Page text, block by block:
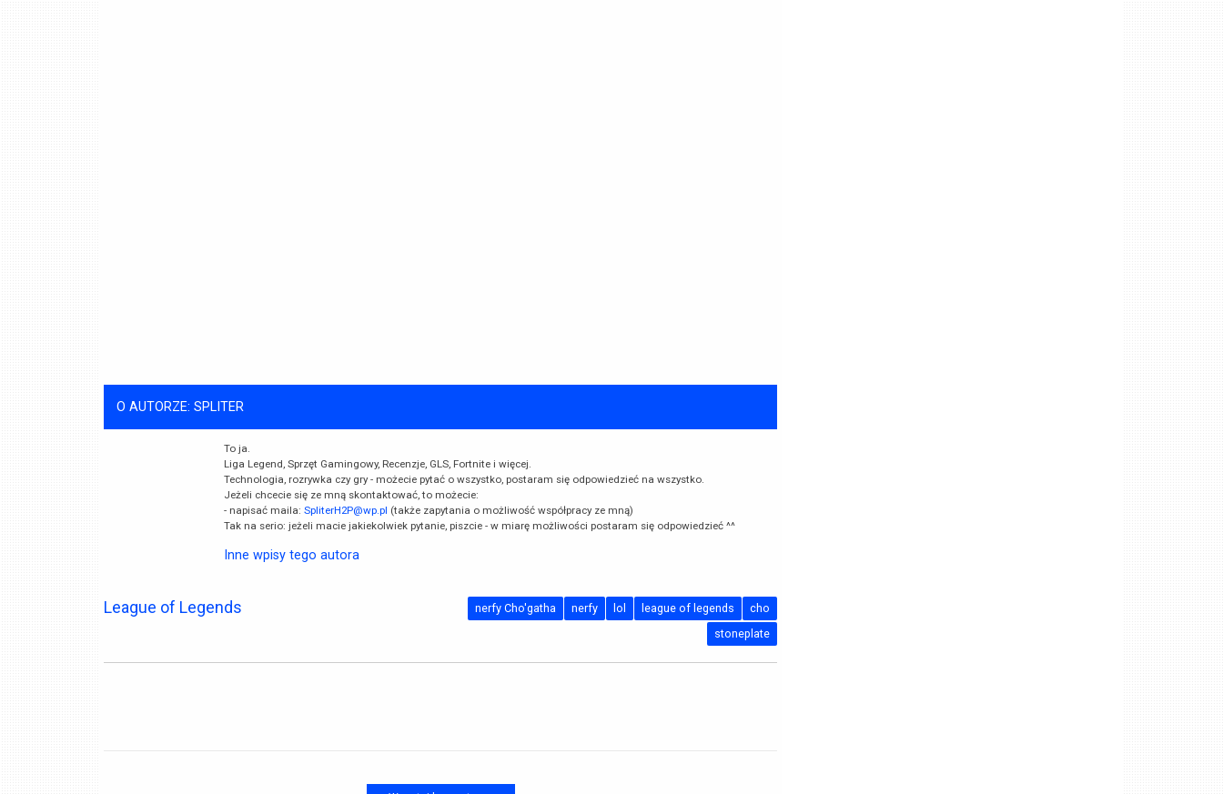
O AUTORZE: SPLITER
To ja.
Liga Legend, Sprzęt Gamingowy, Recenzje, GLS, Fortnite i więcej.
Technologia, rozrywka czy gry - możecie pytać o wszystko, postaram się odpowiedzieć na wszystko.
Jeżeli chcecie się ze mną skontaktować, to możecie:
- napisać maila: SpliterH2P@wp.pl (także zapytania o możliwość współpracy ze mną)
Tak na serio: jeżeli macie jakiekolwiek pytanie, piszcie - w miarę możliwości postaram się odpowiedzieć ^^
Inne wpisy tego autora
League of Legends cho
league of legends
lol
nerfy
nerfy Cho'gatha
stoneplate